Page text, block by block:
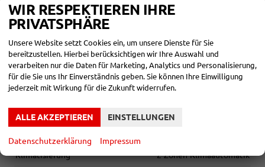
Abgaskonzept EU6e
START-STOPP-Automatik
Sonstiges
Irrtümer vorbehalten
INNEN
Armlehnen
Fensterheber
Gepäckraumabtrennung
Klimatisierung
2-Zonen-Klimaautomatik
WIR RESPEKTIEREN IHRE
PRIVATSPHÄRE
Unsere Website setzt Cookies ein, um unsere Dienste für Sie
bereitzustellen. Hierbei berücksichtigen wir Ihre Auswahl und
verarbeiten nur die Daten für Marketing, Analytics und Personalisierung,
für die Sie uns Ihr Einverständnis geben. Sie können Ihre Einwilligung
jederzeit mit Wirkung für die Zukunft widerrufen.
ALLE AKZEPTIEREN EINSTELLUNGEN
Datenschutzerklärung Impressum